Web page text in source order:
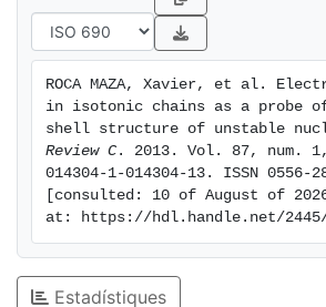
experiments on isotones can provide
information about the filling order
ROCA MAZA, Xavier, et al.
in isotonic chains as a probe
shell structure of unstable
Review C . 2013. Vol. 87, num.
014304-1-014304-13. ISSN 0556-
[consulted: 10 of August of
at: https://hdl.handle.net/2445/
Estadístiques